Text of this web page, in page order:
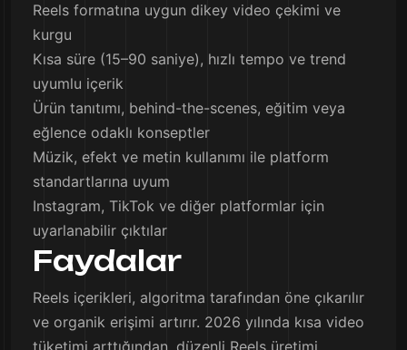
Reels formatına uygun dikey video çekimi ve
kurgu
Kısa süre (15–90 saniye), hızlı tempo ve trend
uyumlu içerik
Ürün tanıtımı, behind-the-scenes, eğitim veya
eğlence odaklı konseptler
Müzik, efekt ve metin kullanımı ile platform
standartlarına uyum
Instagram, TikTok ve diğer platformlar için
uyarlanabilir çıktılar
Faydalar
Reels içerikleri, algoritma tarafından öne çıkarılır
ve organik erişimi artırır. 2026 yılında kısa video
tüketimi arttığından, düzenli Reels üretimi